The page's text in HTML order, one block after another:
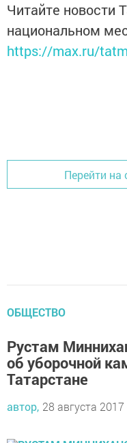
Читайте новости
национальном
https://max.ru/
Перейти на
ОБЩЕСТВО
Рустам
об уборочной
Татарстане
автор, 28 августа